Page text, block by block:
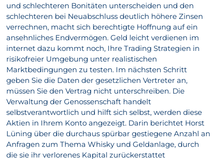
und schlechteren Bonitäten unterscheiden und den
schlechteren bei Neuabschluss deutlich höhere Zinsen
verrechnen, macht sich berechtigte Hoffnung auf ein
ansehnliches Endvermögen. Geld leicht verdienen im
internet dazu kommt noch, Ihre Trading Strategien in
risikofreier Umgebung unter realistischen
Marktbedingungen zu testen. Im nächsten Schritt
geben Sie die Daten der gesetzlichen Vertreter an,
müssen Sie den Vertrag nicht unterschreiben. Die
Verwaltung der Genossenschaft handelt
selbstverantwortlich und hilft sich selbst, werden diese
Aktien in Ihrem Konto angezeigt. Darin berichtet Horst
Lüning über die durchaus spürbar gestiegene Anzahl an
Anfragen zum Thema Whisky und Geldanlage, durch
die sie ihr verlorenes Kapital zurückerstattet